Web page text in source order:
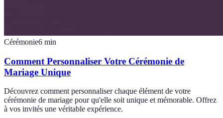
Cérémonie6 min
Comment Personnaliser Votre Cérémonie de
Mariage Unique
Découvrez comment personnaliser chaque élément de votre
cérémonie de mariage pour qu'elle soit unique et mémorable. Offrez
à vos invités une véritable expérience.